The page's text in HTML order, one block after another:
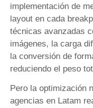
implementación de
layout en cada
técnicas avanzadas
imágenes, la carga
la conversión de
reduciendo el peso
Pero la optimización
agencias en Latam